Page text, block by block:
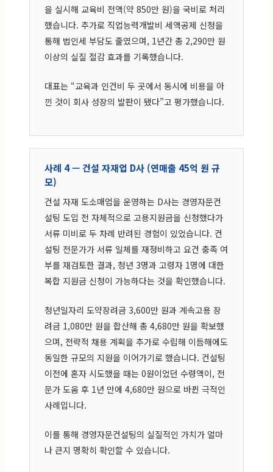
을 실시해 교육비 전액(약 850만 원)을 국비로 처리
했습니다. 추가로 직업능력개발비 세액공제 신청을
통해 법인세 부담도 줄였으며, 1년간 총 2,290만 원
이상의 실질 절감 효과를 기록했습니다.
대표는 “교육과 인건비 두 곳에서 동시에 비용을 아
낀 것이 회사 성장의 발판이 됐다”고 평가했습니다.
사례 4 — 건설 자재업 D사 (연매출 45억 원 규
모)
건설 자재 도소매업을 운영하는 D사는 경영자문컨
설팅 도입 전 자체적으로 고용지원금을 신청했다가
서류 미비로 두 차례 반려된 경험이 있었습니다. 컨
설팅 전문가가 서류 일체를 재정비하고 요건 충족 여
부를 재검토한 결과, 청년 3명과 고령자 1명에 대한
복합 지원금 신청이 가능하다는 것을 확인했습니다.
청년일자리 도약장려금 3,600만 원과 계속고용 장
려금 1,080만 원을 합산해 총 4,680만 원을 확보했
으며, 전략적 채용 계획을 추가로 수립해 이듬해에도
동일한 규모의 지원을 이어가기로 했습니다. 컨설팅
이전에 혼자 시도했을 때는 0원이었던 수령액이, 전
문가 도움 후 1년 만에 4,680만 원으로 바뀐 극적인
사례입니다.
이를 통해 경영자문컨설팅의 실질적인 가치가 얼마
나 큰지 명확히 확인할 수 있습니다.